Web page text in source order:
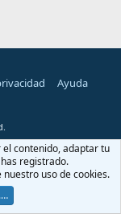
Ayuda
contenido, adaptar tu
registrado.
uso de cookies.